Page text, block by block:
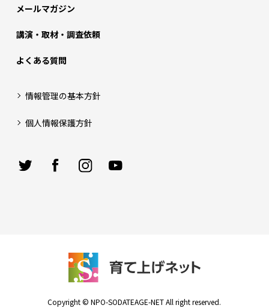
メールマガジン
講演・取材・調査依頼
よくある質問
情報管理の基本方針
個人情報保護方針
Copyright © NPO-SODATEAGE-NET All right reserved.